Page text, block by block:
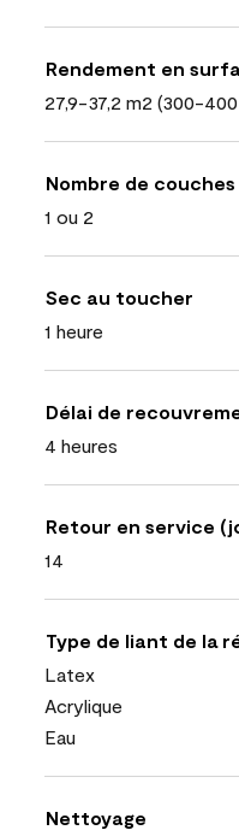
Rendement en
27,9-37,2 m2 (300-
Nombre de
1 ou 2
Sec au toucher
1 heure
Délai de
4 heures
Retour en service
14
Type de liant de la
Latex
Acrylique
Eau
Nettoyage